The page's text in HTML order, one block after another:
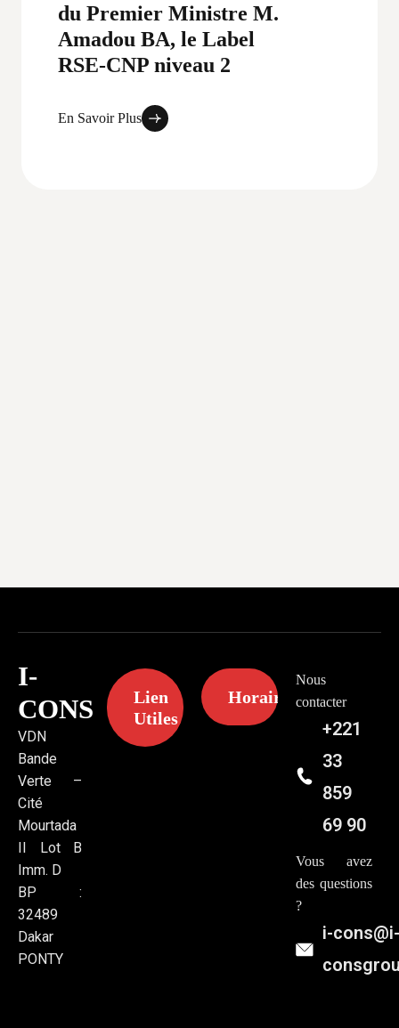
du Premier Ministre M.
Amadou BA, le Label
RSE-CNP niveau 2
En Savoir Plus
I-
CONS
VDN
Bande
Verte –
Cité
Mourtada
II Lot B
Imm. D
BP :
32489
Dakar
PONTY
Lien
Utiles
Horaires
Nous
contacter
+221
33
859
69 90
Vous avez
des questions
?
i-